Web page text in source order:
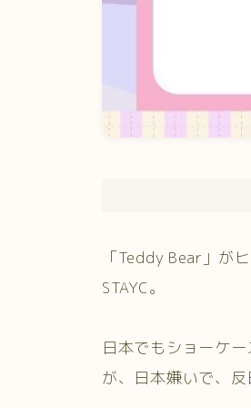
「Teddy Bear」が
STAYC。
日本でもショーケ
が、日本嫌いで、